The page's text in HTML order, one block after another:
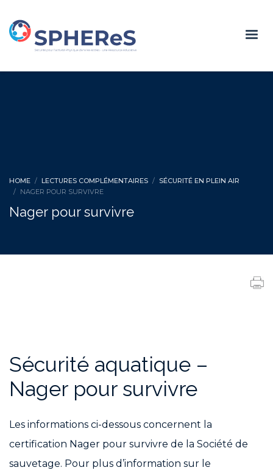
HOME LECTURES COMPLÉMENTAIRES
SÉCURITÉ EN PLEIN AIR
NAGER POUR SURVIVRE
Nager pour survivre
Sécurité aquatique –
Nager pour survivre
Les informations ci-dessous concernent la
certification Nager pour survivre de la Société de
sauvetage. Pour plus d’information sur le